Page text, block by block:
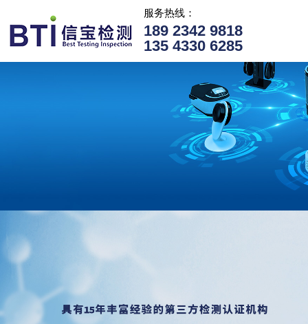
服务热线：
189 2342 9818
135 4330 6285